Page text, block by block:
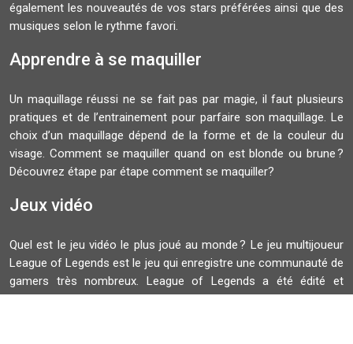
également les nouveautés de vos stars préférées ainsi que des
musiques selon le rythme favori.
Apprendre à se maquiller
Un maquillage réussi ne se fait pas par magie, il faut plusieurs
pratiques et de l’entrainement pour parfaire son maquillage. Le
choix d’un maquillage dépend de la forme et de la couleur du
visage. Comment se maquiller quand on est blonde ou brune ?
Découvrez étape par étape comment se maquiller?
Jeux vidéo
Quel est le jeu vidéo le plus joué au monde ? Le jeu multijoueur
League of Legends est le jeu qui enregistre une communauté de
gamers très nombreux. League of Legends a été édité et
développé par Riot Games. La finale du Championnat du monde